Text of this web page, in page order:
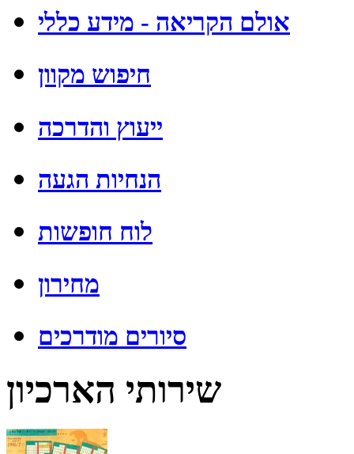
אולם הקריאה - מידע כללי
חיפוש מקוון
ייעוץ והדרכה
הנחיות הגעה
לוח חופשות
מחירון
סיורים מודרכים
שירותי הארכיון